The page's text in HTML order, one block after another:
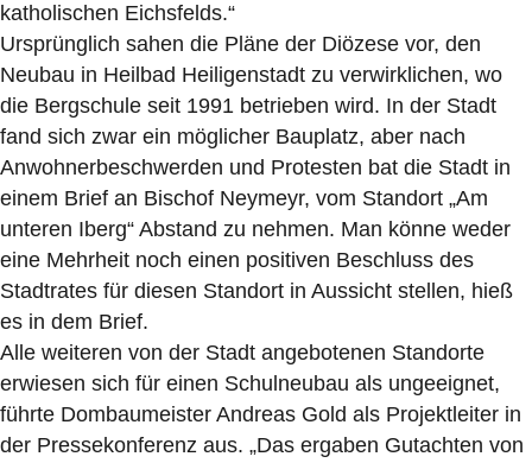
katholischen Eichsfelds.“
Ursprünglich sahen die Pläne der Diözese vor, den
Neubau in Heilbad Heiligenstadt zu verwirklichen, wo
die Bergschule seit 1991 betrieben wird. In der Stadt
fand sich zwar ein möglicher Bauplatz, aber nach
Anwohnerbeschwerden und Protesten bat die Stadt in
einem Brief an Bischof Neymeyr, vom Standort „Am
unteren Iberg“ Abstand zu nehmen. Man könne weder
eine Mehrheit noch einen positiven Beschluss des
Stadtrates für diesen Standort in Aussicht stellen, hieß
es in dem Brief.
Alle weiteren von der Stadt angebotenen Standorte
erwiesen sich für einen Schulneubau als ungeeignet,
führte Dombaumeister Andreas Gold als Projektleiter in
der Pressekonferenz aus. „Das ergaben Gutachten von